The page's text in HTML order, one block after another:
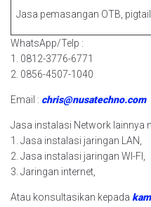
Jasa pemasangan OTB,
WhatsApp/Telp :
1. 0812-3776-6771
2. 0856-4507-1040
Email : chris@nusatechno.com
Jasa instalasi Network lainnya
1. Jasa instalasi jaringan LAN,
2. Jasa instalasi jaringan WI-FI,
3. Jaringan internet,
Atau konsultasikan kepada